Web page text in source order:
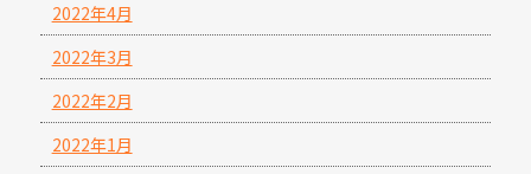
2022年4月
2022年3月
2022年2月
2022年1月